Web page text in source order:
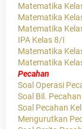
Matematika
Matematika
Matematika
IPA Kelas 8/I
Matematika
Matematika
Pecahan
Soal Operasi
Soal Bil. Pecahan
Soal Pecahan
Mengurutkan